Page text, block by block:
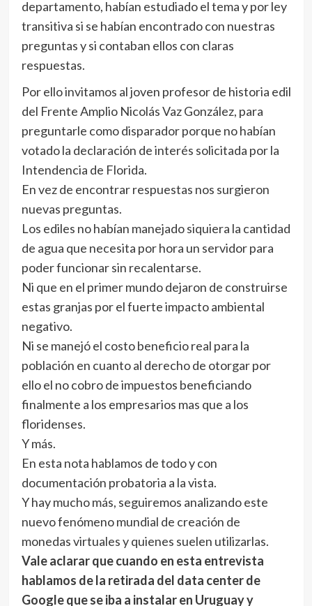
departamento, habían estudiado el tema y por ley
transitiva si se habían encontrado con nuestras
preguntas y si contaban ellos con claras
respuestas.
Por ello invitamos al joven profesor de historia edil
del Frente Amplio Nicolás Vaz González, para
preguntarle como disparador porque no habían
votado la declaración de interés solicitada por la
Intendencia de Florida.
En vez de encontrar respuestas nos surgieron
nuevas preguntas.
Los ediles no habían manejado siquiera la cantidad
de agua que necesita por hora un servidor para
poder funcionar sin recalentarse.
Ni que en el primer mundo dejaron de construirse
estas granjas por el fuerte impacto ambiental
negativo.
Ni se manejó el costo beneficio real para la
población en cuanto al derecho de otorgar por
ello el no cobro de impuestos beneficiando
finalmente a los empresarios mas que a los
floridenses.
Y más.
En esta nota hablamos de todo y con
documentación probatoria a la vista.
Y hay mucho más, seguiremos analizando este
nuevo fenómeno mundial de creación de
monedas virtuales y quienes suelen utilizarlas.
Vale aclarar que cuando en esta entrevista
hablamos de la retirada del data center de
Google que se iba a instalar en Uruguay y